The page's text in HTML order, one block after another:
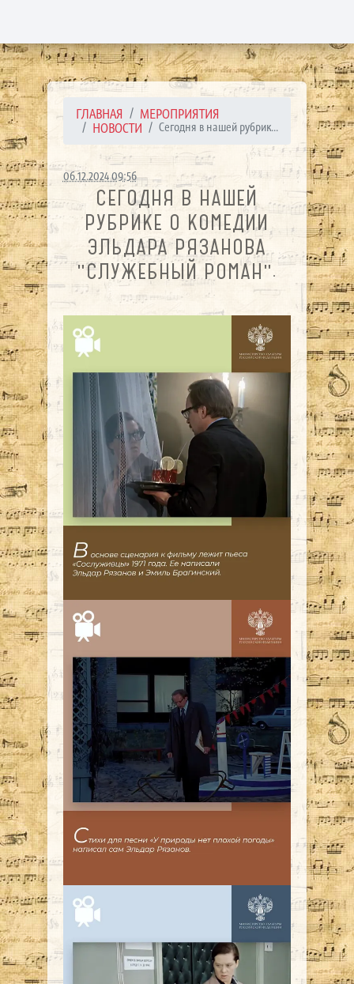
ГЛАВНАЯ
МЕРОПРИЯТИЯ
НОВОСТИ
Сегодня в нашей рубрик...
06.12.2024 09:56
СЕГОДНЯ В НАШЕЙ
РУБРИКЕ О КОМЕДИИ
ЭЛЬДАРА РЯЗАНОВА
"СЛУЖЕБНЫЙ РОМАН".